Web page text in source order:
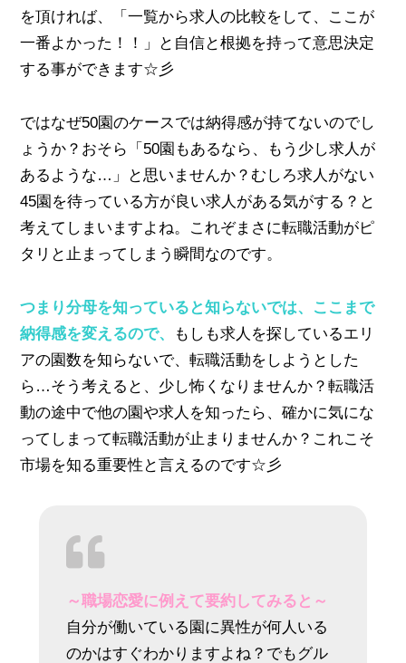
を頂ければ、「一覧から求人の比較をして、ここが
一番よかった！！」と自信と根拠を持って意思決定
する事ができます☆彡
ではなぜ50園のケースでは納得感が持てないのでし
ょうか？おそら「50園もあるなら、もう少し求人が
あるような…」と思いませんか？むしろ求人がない
45園を待っている方が良い求人がある気がする？と
考えてしまいますよね。これぞまさに転職活動がピ
タリと止まってしまう瞬間なのです。
つまり分母を知っていると知らないでは、ここまで
納得感を変えるので、
もしも求人を探しているエリ
アの園数を知らないで、転職活動をしようとした
ら…そう考えると、少し怖くなりませんか？転職活
動の途中で他の園や求人を知ったら、確かに気にな
ってしまって転職活動が止まりませんか？これこそ
市場を知る重要性と言えるのです☆彡
～職場恋愛に例えて要約してみると～
自分が働いている園に異性が何人いる
のかはすぐわかりますよね？でもグル